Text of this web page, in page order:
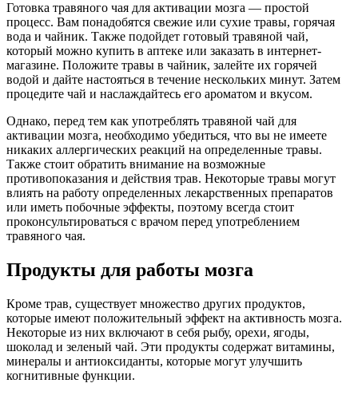
Готовка травяного чая для активации мозга — простой
процесс. Вам понадобятся свежие или сухие травы, горячая
вода и чайник. Также подойдет готовый травяной чай,
который можно купить в аптеке или заказать в интернет-
магазине. Положите травы в чайник, залейте их горячей
водой и дайте настояться в течение нескольких минут. Затем
процедите чай и наслаждайтесь его ароматом и вкусом.
Однако, перед тем как употреблять травяной чай для
активации мозга, необходимо убедиться, что вы не имеете
никаких аллергических реакций на определенные травы.
Также стоит обратить внимание на возможные
противопоказания и действия трав. Некоторые травы могут
влиять на работу определенных лекарственных препаратов
или иметь побочные эффекты, поэтому всегда стоит
проконсультироваться с врачом перед употреблением
травяного чая.
Продукты для работы мозга
Кроме трав, существует множество других продуктов,
которые имеют положительный эффект на активность мозга.
Некоторые из них включают в себя рыбу, орехи, ягоды,
шоколад и зеленый чай. Эти продукты содержат витамины,
минералы и антиоксиданты, которые могут улучшить
когнитивные функции.